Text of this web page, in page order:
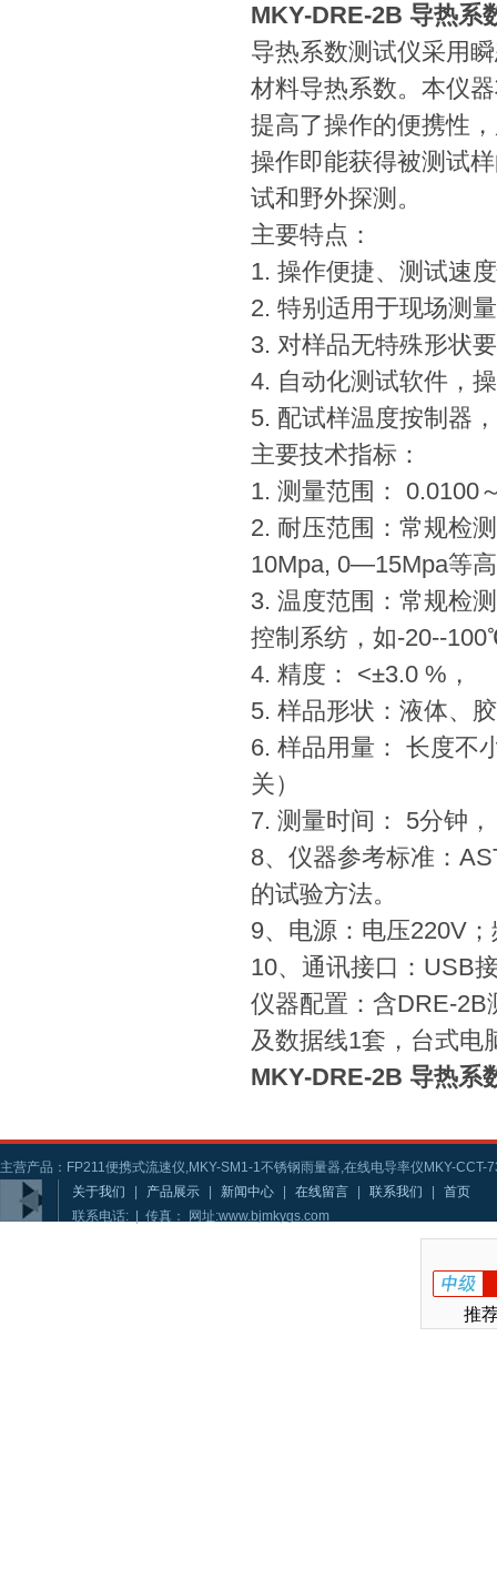
MKY-DRE-2B 导热系
导热系数测试仪采用
材料导热系数。本仪
提高了操作的便携性
操作即能获得被测试
试和野外探测。
主要特点：
1. 操作便捷、测试速
2. 特别适用于现场测
3. 对样品无特殊形状
4. 自动化测试软件，
5. 配试样温度按制器
主要技术指标：
1. 测量范围： 0.0100
2. 耐压范围：常规检
10Mpa, 0—15Mpa等
3. 温度范围：常规检
控制系纺，如-20--
4. 精度： <±3.0 %，
5. 样品形状：液体、
6. 样品用量： 长度不
关）
7. 测量时间： 5分钟，
8、仪器参考标准：
的试验方法。
9、电源：电压220V
10、通讯接口：USB
仪器配置：含DRE-2B
及数据线1套，台式电
MKY-DRE-2B 导热系
主营产品：FP211便携式流速仪,MKY-SM1-1不锈钢雨量器,在线电导率仪MKY-CCT-
关于我们
产品展示 新闻中心 在线留言 联系我们
首页
联系电话: | 传真： 网址:www.bjmkygs.com
推